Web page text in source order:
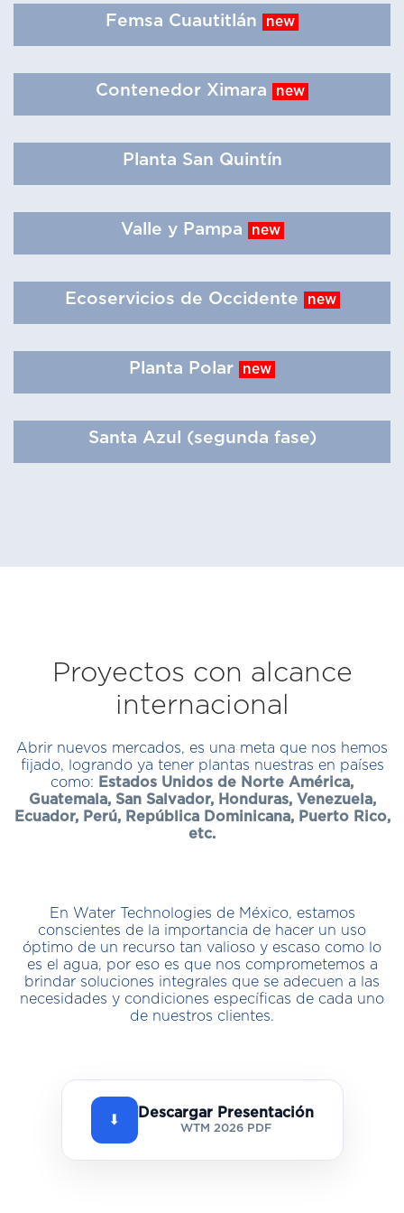
Femsa Cuautitlán new
Contenedor Ximara new
Planta San Quintín
Valle y Pampa new
Ecoservicios de Occidente new
Planta Polar new
Santa Azul (segunda fase)
Proyectos con alcance
internacional
Abrir nuevos mercados, es una meta que nos hemos
fijado, logrando ya tener plantas nuestras en países
como:
Estados Unidos de Norte América,
Guatemala, San Salvador, Honduras, Venezuela,
Ecuador, Perú, República Dominicana, Puerto Rico,
etc.
En Water Technologies de México, estamos
conscientes de la importancia de hacer un uso
óptimo de un recurso tan valioso y escaso como lo
es el agua, por eso es que nos comprometemos a
brindar soluciones integrales que se adecuen a las
necesidades y condiciones específicas de cada uno
de nuestros clientes.
⬇ Descargar Presentación
WTM 2026 PDF